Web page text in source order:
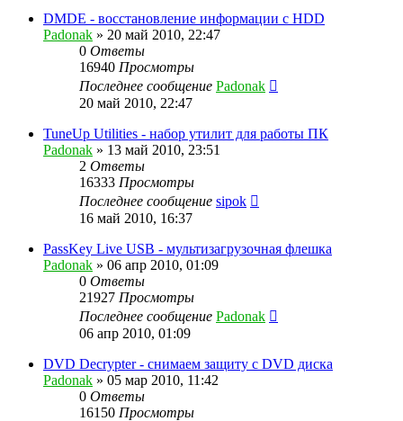
DMDE - восстановление информации с HDD
Padonak » 20 май 2010, 22:47
0 Ответы
16940 Просмотры
Последнее сообщение Padonak
20 май 2010, 22:47
TuneUp Utilities - набор утилит для работы ПК
Padonak » 13 май 2010, 23:51
2 Ответы
16333 Просмотры
Последнее сообщение sipok
16 май 2010, 16:37
PassKey Live USB - мультизагрузочная флешка
Padonak » 06 апр 2010, 01:09
0 Ответы
21927 Просмотры
Последнее сообщение Padonak
06 апр 2010, 01:09
DVD Decrypter - снимаем защиту с DVD диска
Padonak » 05 мар 2010, 11:42
0 Ответы
16150 Просмотры